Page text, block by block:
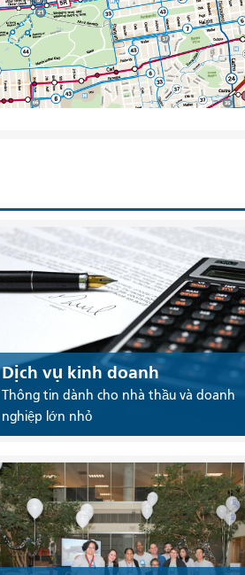
Dịch vụ kinh doanh
Thông tin dành cho nhà thầu và doanh
nghiệp lớn nhỏ